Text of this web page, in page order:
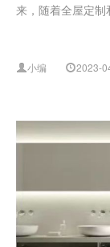
来，随着全屋定
小编 2023-